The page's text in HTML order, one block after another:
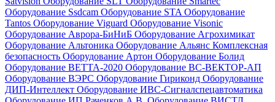
Оборудование Ssdcam Оборудование STA Оборудование
Tantos Оборудование Viguard Оборудование Visonic
Оборудование Аврора-БиНиБ Оборудование Агрохимикат
Оборудование Альтоника Оборудование Альянс Комплексная
безопасность Оборудование Артон Оборудование Болид
Оборудование ВЕТТА-2020 Оборудование ВС-ВЕКТОР-АП
Оборудование ВЭРС Оборудование Гириконд Оборудование
ДИП-Интеллект Оборудование ИВС-Сигналспецавтоматика